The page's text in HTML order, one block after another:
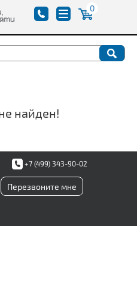
0
найден!
+7 (499) 343-90-02
Перезвоните мне